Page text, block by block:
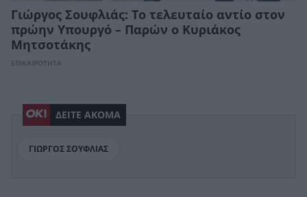
Γιώργος Σουφλιάς: Το τελευταίο αντίο στον
πρώην Υπουργό – Παρών ο Κυριάκος
Μητσοτάκης
ΕΠΙΚΑΙΡΟΤΗΤΑ
ΔΕΙΤΕ ΑΚΟΜΑ
ΓΙΩΡΓΟΣ ΣΟΥΦΛΙΑΣ